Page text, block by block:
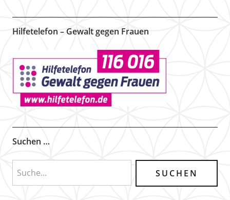
Hilfetelefon – Gewalt gegen Frauen
Suchen …